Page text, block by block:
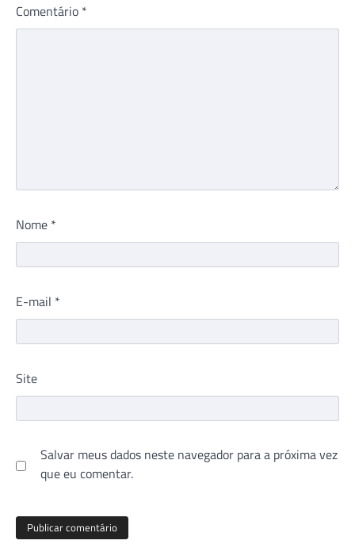
Comentário *
Nome *
E-mail *
Site
Salvar meus dados neste navegador para a próxima vez
que eu comentar.